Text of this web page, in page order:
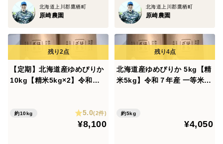
よってお届け日が多少前後する場合がございます。
極端な天候不順などによりやむえず販売を中止する場合
もございます。
数量に限りがありますので、品切れの際はご容赦下さ
い。
北海道上川郡鷹栖町
原崎農園
北海道上川郡鷹栖町
原崎農園
【定期】北海道産ゆめぴりか
10kg【精米5kg×2】令和７
約10kg 5.0(2件)
¥8,100
北海道産ゆめぴりか 5kg【精
米5kg】令和７年産 一等米・
約5kg
¥4,050